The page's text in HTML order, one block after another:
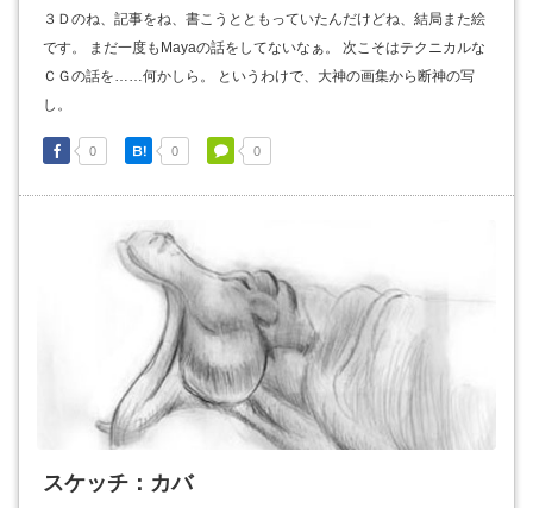
３Ｄのね、記事をね、書こうとともっていたんだけどね、結局また絵
です。 まだ一度もMayaの話をしてないなぁ。 次こそはテクニカルな
ＣＧの話を……何かしら。 というわけで、大神の画集から断神の写
し。
0 0 0
スケッチ：カバ